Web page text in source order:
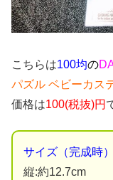
こちらは100均の
パズル ベビーカス
価格は100(税抜)円
サイズ（完成時）
縦:約12.7cm